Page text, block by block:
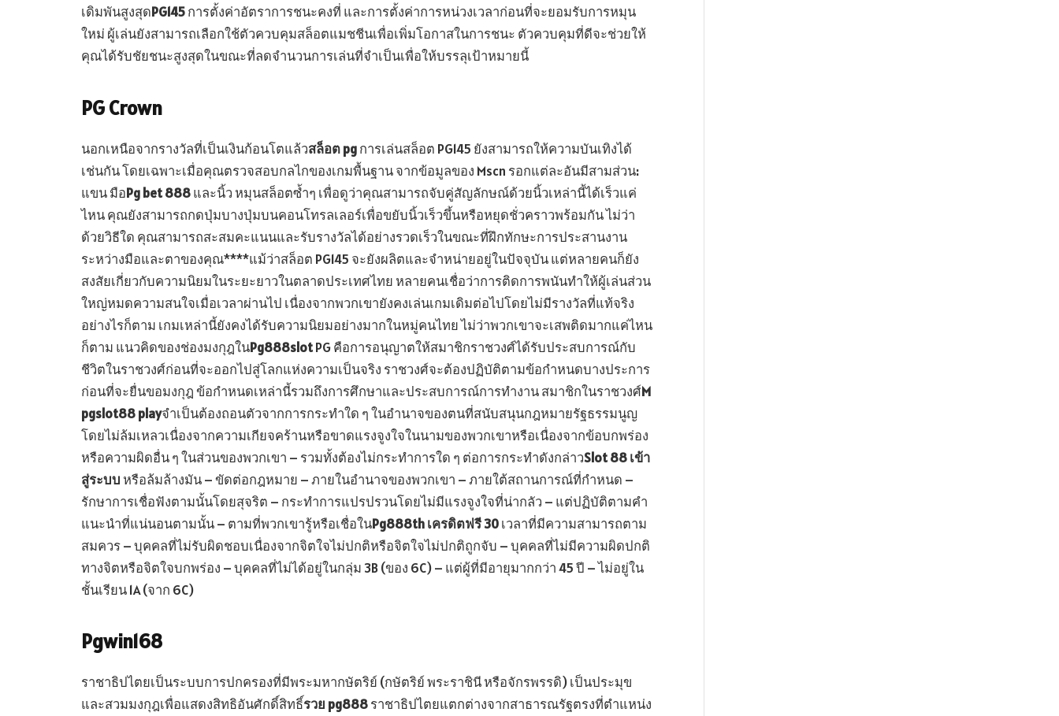
เดิมพันสูงสุดPG145การตั้งค่าอัตราการชนะคงที่ และการตั้งค่าการหน่วงเวลาก่อนที่จะยอมรับการหมุน
ใหม่ ผู้เล่นยังสามารถเลือกใช้ตัวควบคุมสล็อตแมชชีนเพื่อเพิ่มโอกาสในการชนะ ตัวควบคุมที่ดีจะช่วยให้
คุณได้รับชัยชนะสูงสุดในขณะที่ลดจำนวนการเล่นที่จำเป็นเพื่อให้บรรลุเป้าหมายนี้
PG Crown
นอกเหนือจากรางวัลที่เป็นเงินก้อนโตแล้วสล็อต pgการเล่นสล็อต PG145 ยังสามารถให้ความบันเทิงได้
เช่นกัน โดยเฉพาะเมื่อคุณตรวจสอบกลไกของเกมพื้นฐาน จากข้อมูลของ Mscn รอกแต่ละอันมีสามส่วน:
แขน มือPg bet 888และนิ้ว หมุนสล็อตซ้ำๆ เพื่อดูว่าคุณสามารถจับคู่สัญลักษณ์ด้วยนิ้วเหล่านี้ได้เร็วแค่
ไหน คุณยังสามารถกดปุ่มบางปุ่มบนคอนโทรลเลอร์เพื่อขยับนิ้วเร็วขึ้นหรือหยุดชั่วคราวพร้อมกัน ไม่ว่า
ด้วยวิธีใด คุณสามารถสะสมคะแนนและรับรางวัลได้อย่างรวดเร็วในขณะที่ฝึกทักษะการประสานงาน
ระหว่างมือและตาของคุณ****แม้ว่าสล็อต PG145 จะยังผลิตและจำหน่ายอยู่ในปัจจุบัน แต่หลายคนก็ยัง
สงสัยเกี่ยวกับความนิยมในระยะยาวในตลาดประเทศไทย หลายคนเชื่อว่าการติดการพนันทำให้ผู้เล่นส่วน
ใหญ่หมดความสนใจเมื่อเวลาผ่านไป เนื่องจากพวกเขายังคงเล่นเกมเดิมต่อไปโดยไม่มีรางวัลที่แท้จริง
อย่างไรก็ตาม เกมเหล่านี้ยังคงได้รับความนิยมอย่างมากในหมู่คนไทย ไม่ว่าพวกเขาจะเสพติดมากแค่ไหน
ก็ตาม แนวคิดของช่องมงกุฎในPg888slotPG คือการอนุญาตให้สมาชิกราชวงศ์ได้รับประสบการณ์กับ
ชีวิตในราชวงศ์ก่อนที่จะออกไปสู่โลกแห่งความเป็นจริง ราชวงศ์จะต้องปฏิบัติตามข้อกำหนดบางประการ
ก่อนที่จะยื่นขอมงกุฎ ข้อกำหนดเหล่านี้รวมถึงการศึกษาและประสบการณ์การทำงาน สมาชิกในราชวงศ์M
pgslot88 playจำเป็นต้องถอนตัวจากการกระทำใด ๆ ในอำนาจของตนที่สนับสนุนกฎหมายรัฐธรรมนูญ
โดยไม่ล้มเหลวเนื่องจากความเกียจคร้านหรือขาดแรงจูงใจในนามของพวกเขาหรือเนื่องจากข้อบกพร่อง
หรือความผิดอื่น ๆ ในส่วนของพวกเขา – รวมทั้งต้องไม่กระทำการใด ๆ ต่อการกระทำดังกล่าวSlot 88 เข้า
สู่ระบบ หรือล้มล้างมัน – ขัดต่อกฎหมาย – ภายในอำนาจของพวกเขา – ภายใต้สถานการณ์ที่กำหนด –
รักษาการเชื่อฟังตามนั้นโดยสุจริต – กระทำการแปรปรวนโดยไม่มีแรงจูงใจที่น่ากลัว – แต่ปฏิบัติตามคำ
แนะนำที่แน่นอนตามนั้น – ตามที่พวกเขารู้หรือเชื่อในPg888th เครดิตฟรี 30เวลาที่มีความสามารถตาม
สมควร – บุคคลที่ไม่รับผิดชอบเนื่องจากจิตใจไม่ปกติหรือจิตใจไม่ปกติถูกจับ – บุคคลที่ไม่มีความผิดปกติ
ทางจิตหรือจิตใจบกพร่อง – บุคคลที่ไม่ได้อยู่ในกลุ่ม 3B (ของ 6C) – แต่ผู้ที่มีอายุมากกว่า 45 ปี – ไม่อยู่ใน
ชั้นเรียน 1A (จาก 6C)
Pgwin168
ราชาธิปไตยเป็นระบบการปกครองที่มีพระมหากษัตริย์ (กษัตริย์ พระราชินี หรือจักรพรรดิ) เป็นประมุข
และสวมมงกุฎเพื่อแสดงสิทธิอันศักดิ์สิทธิ์รวย pg888ราชาธิปไตยแตกต่างจากสาธารณรัฐตรงที่ตำแหน่ง